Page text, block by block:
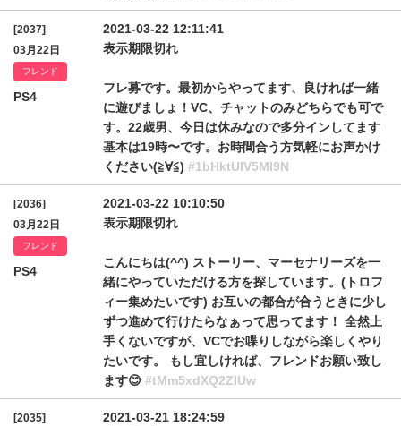
[2037]
03月22日
フレンド
PS4
2021-03-22 12:11:41
表示期限切れ
フレ募です。最初からやってます、良ければ一緒
に遊びましょ！VC、チャットのみどちらでも可で
す。22歳男、今日は休みなので多分インしてます
基本は19時〜です。お時間合う方気軽にお声かけ
ください(≧∀≦) #1bHktUlV5Ml9N
[2036]
03月22日
フレンド
PS4
2021-03-22 10:10:50
表示期限切れ
こんにちは(^^) ストーリー、マーセナリーズを一
緒にやっていただける方を探しています。(トロフ
ィー集めたいです) お互いの都合が合うときに少し
ずつ進めて行けたらなぁって思ってます！ 全然上
手くないですが、VCでお喋りしながら楽しくやり
たいです。 もし宜しければ、フレンドお願い致し
ます😊 #tMm5xdXQ2ZlUw
[2035]
2021-03-21 18:24:59